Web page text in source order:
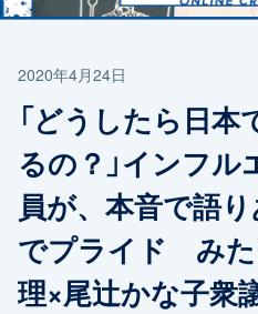
2020年4月24日
「どうしたら日
るの？」インフ
員が、本音で語
でプライド みた
理×尾辻かな子衆